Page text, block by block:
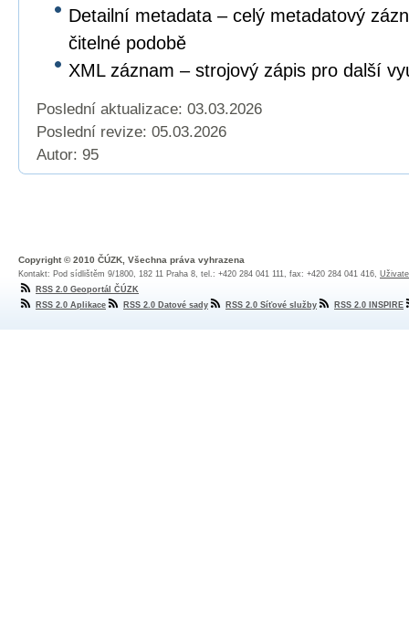
Detailní metadata – celý metadatový
čitelné podobě
XML záznam – strojový zápis pro další
Poslední aktualizace: 03.03.2026
Poslední revize: 05.03.2026
Autor: 95
Copyright © 2010 ČÚZK, Všechna práva vyhrazena
Kontakt: Pod sídlištěm 9/1800, 182 11 Praha 8, tel.: +420 284 041 111, fax: +420 284 041 416,
RSS 2.0 Geoportál ČÚZK
RSS 2.0 Aplikace
RSS 2.0 Datové sady RSS 2.0 Síťové služby RSS 2.0 INSPIRE